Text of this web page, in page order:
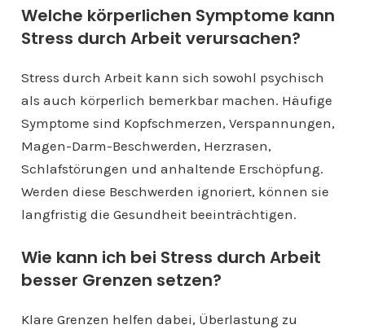
Welche körperlichen Symptome kann
Stress durch Arbeit verursachen?
Stress durch Arbeit kann sich sowohl psychisch
als auch körperlich bemerkbar machen. Häufige
Symptome sind Kopfschmerzen, Verspannungen,
Magen-Darm-Beschwerden, Herzrasen,
Schlafstörungen und anhaltende Erschöpfung.
Werden diese Beschwerden ignoriert, können sie
langfristig die Gesundheit beeinträchtigen.
Wie kann ich bei Stress durch Arbeit
besser Grenzen setzen?
Klare Grenzen helfen dabei, Überlastung zu